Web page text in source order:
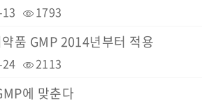
1793
품 GMP 2014년부터 적용
2113
에 맞춘다